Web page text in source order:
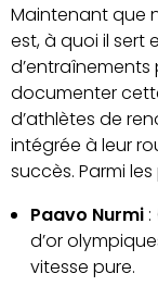
Maintenant que
est, à quoi il sert
documenter
d’athlètes de
intégrée à leur
succès. Parmi
Paavo Nurmi
d’or
vitesse pure.